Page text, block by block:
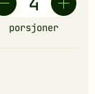
porsjoner